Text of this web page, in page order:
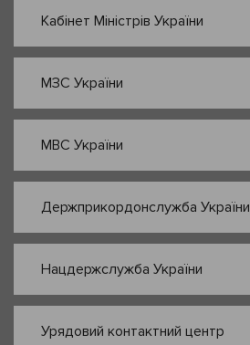
Кабінет Міністрів України
МЗС України
МВС України
Держприкордонслужба України
Нацдержслужба України
Урядовий контактний центр